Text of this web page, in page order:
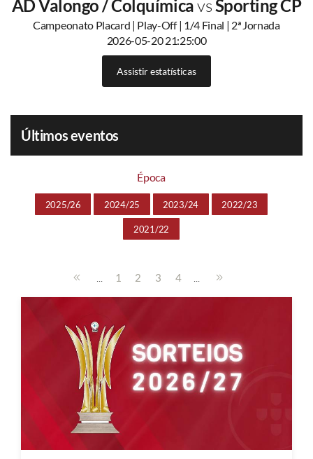
AD Valongo / ColquímicavsSporting CP
Campeonato Placard | Play-Off | 1/4 Final | 2ª Jornada
2026-05-20 21:25:00
Assistir estatísticas
Últimos eventos
Época
2025/26 2024/25 2023/24 2022/23
2021/22
... 1 2 3 4 ...